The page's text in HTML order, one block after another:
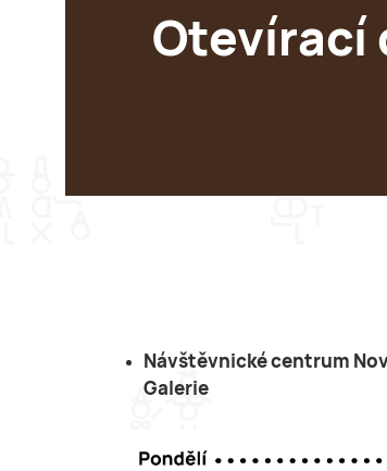
Otevírací
Návštěvnické centrum
Galerie